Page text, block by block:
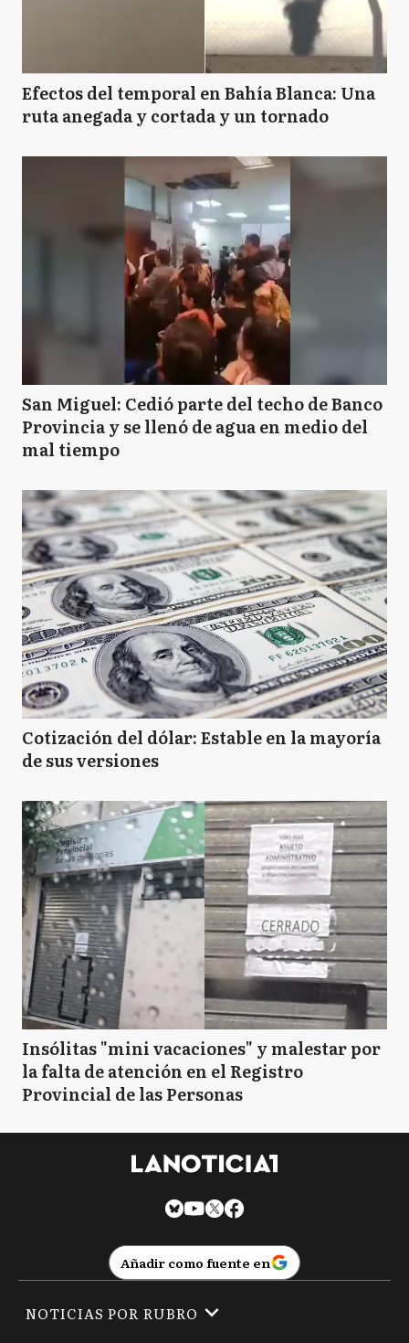
T Tigre
VG Villa Gesell
Efectos del temporal en Bahía Blanca: Una
ruta anegada y cortada y un tornado
San Miguel: Cedió parte del techo de Banco
Provincia y se llenó de agua en medio del
mal tiempo
Cotización del dólar: Estable en la mayoría
de sus versiones
Insólitas "mini vacaciones" y malestar por
la falta de atención en el Registro
Provincial de las Personas
Añadir como fuente en
NOTICIAS POR RUBRO